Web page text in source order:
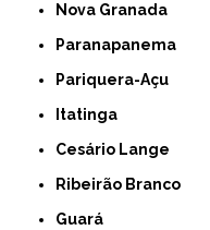
Nova Granada
Paranapanema
Pariquera-Açu
Itatinga
Cesário Lange
Ribeirão Branco
Guará